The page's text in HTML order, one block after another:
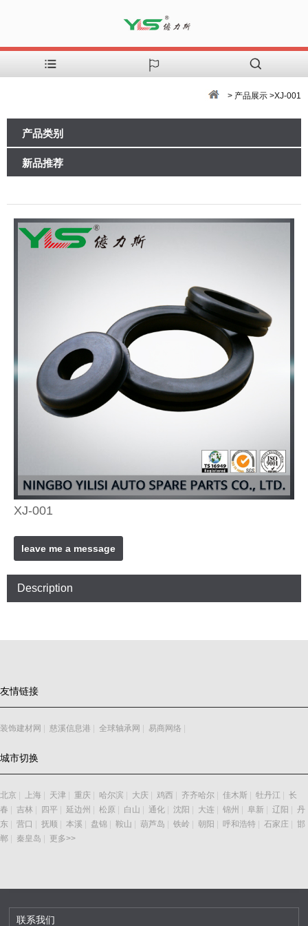
> 产品展示 >XJ-001
产品类别
新品推荐
XJ-001
leave me a message
Description
友情链接
装饰建材网 | 慈溪信息港 | 全球轴承网 | 易商网络 |
城市切换
北京 | 上海 | 天津 | 重庆 | 哈尔滨 | 大庆 | 鸡西 | 齐齐哈尔 | 佳木斯 | 牡丹江 | 长
春 | 吉林 | 四平 | 延边州 | 松原 | 白山 | 通化 | 沈阳 | 大连 | 锦州 | 阜新 | 辽阳 | 丹
东 | 营口 | 抚顺 | 本溪 | 盘锦 | 鞍山 | 葫芦岛 | 铁岭 | 朝阳 | 呼和浩特 | 石家庄 | 邯
郸 | 秦皇岛 | 更多>>
联系我们